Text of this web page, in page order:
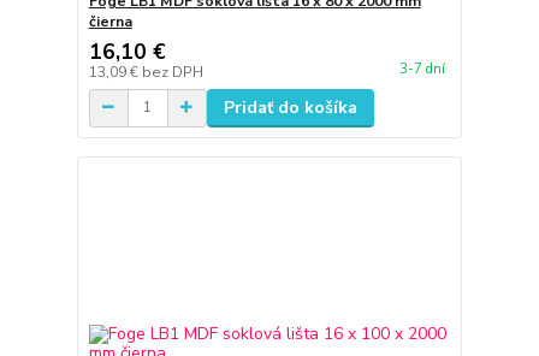
čierna
16,10 €
13,09 € bez DPH 3-7 dní
Pridať do košíka